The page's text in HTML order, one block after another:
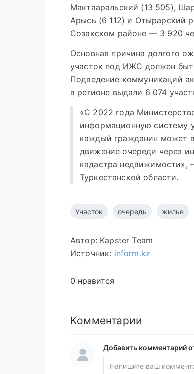
Мактааральский (13 505),
Арысь (6 112) и Отырарский
Созакском районе — 3 920
Основная причина долгого
участок под ИЖС должен
Подведение коммуникаций
в регионе выдали 6 074
«С 2022 года
информационную систему
каждый гражданин может
движение очереди через
кадастра недвижимости»,
Туркестанской области.
Участок очередь жилье
Автор: Kapster Team
Источник: inform.kz
0 нравится
Комментарии
Добавить комментарий